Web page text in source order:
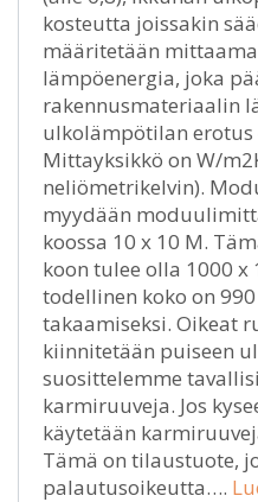
kosteutta joissakin
määritetään
lämpöenergia, joka
rakennusmateriaalin
ulkolämpötilan erotus
Mittayksikkö on W/
neliömetrikelvin).
myydään
koossa 10 x 10 M.
koon tulee olla 1000 x
todellinen koko on
takaamiseksi. Oikeat
kiinnitetään puiseen
suosittelemme
karmiruuveja. Jos
käytetään
Tämä on tilaustuote,
palautusoikeutta….